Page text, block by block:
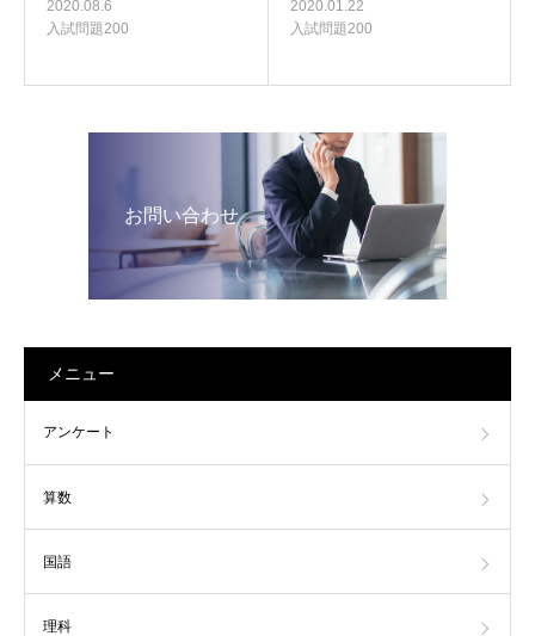
2020.08.6
入試問題200
2020.01.22
入試問題200
お問い合わせ
メニュー
アンケート
算数
国語
理科